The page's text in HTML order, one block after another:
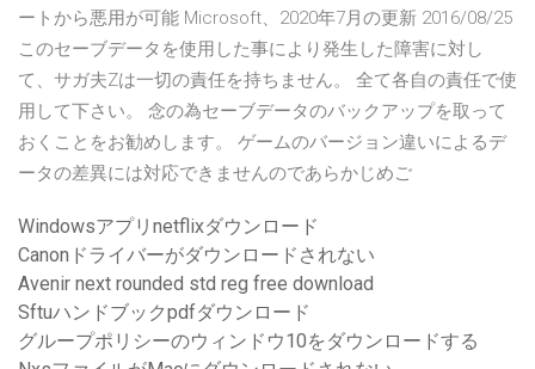
ートから悪用が可能 Microsoft、2020年7月の更新 2016/08/25
このセーブデータを使用した事により発生した障害に対し
て、サガ夫Zは一切の責任を持ちません。 全て各自の責任で使
用して下さい。 念の為セーブデータのバックアップを取って
おくことをお勧めします。 ゲームのバージョン違いによるデ
ータの差異には対応できませんのであらかじめご
Windowsアプリnetflixダウンロード
Canonドライバーがダウンロードされない
Avenir next rounded std reg free download
Sftuハンドブックpdfダウンロード
グループポリシーのウィンドウ10をダウンロードする